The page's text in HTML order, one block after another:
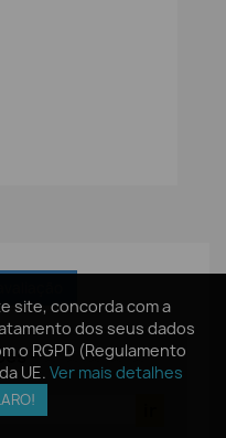
site, concorda com a
dos seus dados
o RGPD (Regulamento
UE. Ver mais detalhes
-
site, concorda com a
dos seus dados
o RGPD (Regulamento
UE. Ver mais detalhes